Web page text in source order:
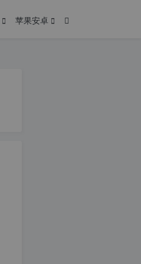
苹果安卓